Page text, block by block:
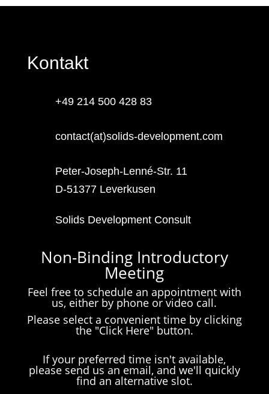
Kontakt
+49 214 500 428 83
contact(at)solids-development.com
Peter-Joseph-Lenné-Str. 11
D-51377 Leverkusen
Solids Development Consult
Non-Binding Introductory
Meeting
Feel free to schedule an appointment with
us, either by phone or video call.
Please select a convenient time by clicking
the "Click Here" button.
If your preferred time isn't available,
please send us an email, and we'll quickly
find an alternative slot.